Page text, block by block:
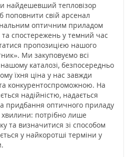
найдешевший тепловізор
поповнити свій арсенал
оптичним приладом
спостережень у темний час
пропозицією нашого
Ми закуповуємо всі
каталозі, безпосередньо
їхня ціна у нас завжди
конкурентоспроможною. На
надійністю, надається
придбання оптичного приладу
хвилини: потрібно лише
та визначитися зі способом
у найкоротші терміни у